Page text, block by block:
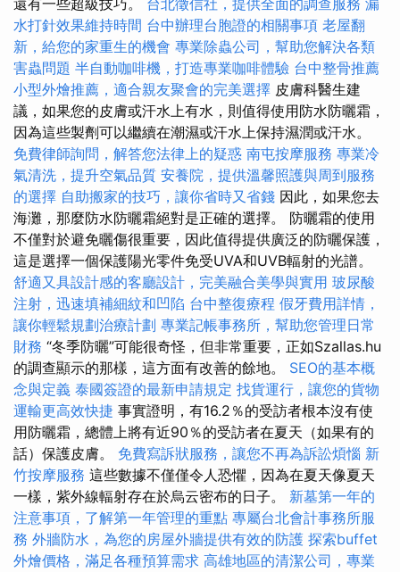
還有一些超級技巧。 台北徵信社，提供全面的調查服務 漏
水打針效果維持時間 台中辦理台胞證的相關事項 老屋翻
新，給您的家重生的機會 專業除蟲公司，幫助您解決各類
害蟲問題 半自動咖啡機，打造專業咖啡體驗 台中整骨推薦
小型外燴推薦，適合親友聚會的完美選擇 皮膚科醫生建
議，如果您的皮膚或汗水上有水，則值得使用防水防曬霜，
因為這些製劑可以繼續在潮濕或汗水上保持濕潤或汗水。
免費律師詢問，解答您法律上的疑惑 南屯按摩服務 專業冷
氣清洗，提升空氣品質 安養院，提供溫馨照護與周到服務
的選擇 自助搬家的技巧，讓你省時又省錢 因此，如果您去
海灘，那麼防水防曬霜絕對是正確的選擇。 防曬霜的使用
不僅對於避免曬傷很重要，因此值得提供廣泛的防曬保護，
這是選擇一個保護陽光零件免受UVA和UVB輻射的光譜。
舒適又具設計感的客廳設計，完美融合美學與實用 玻尿酸
注射，迅速填補細紋和凹陷 台中整復療程 假牙費用詳情，
讓你輕鬆規劃治療計劃 專業記帳事務所，幫助您管理日常
財務 “冬季防曬”可能很奇怪，但非常重要，正如Szallas.hu
的調查顯示的那樣，這方面有改善的餘地。 SEO的基本概
念與定義 泰國簽證的最新申請規定 找貨運行，讓您的貨物
運輸更高效快捷 事實證明，有16.2％的受訪者根本沒有使
用防曬霜，總體上將有近90％的受訪者在夏天（如果有的
話）保護皮膚。 免費寫訴狀服務，讓您不再為訴訟煩惱 新
竹按摩服務 這些數據不僅僅令人恐懼，因為在夏天像夏天
一樣，紫外線輻射存在於烏云密布的日子。 新墓第一年的
注意事項，了解第一年管理的重點 專屬台北會計事務所服
務 外牆防水，為您的房屋外牆提供有效的防護 探索buffet
外燴價格，滿足各種預算需求 高雄地區的清潔公司，專業